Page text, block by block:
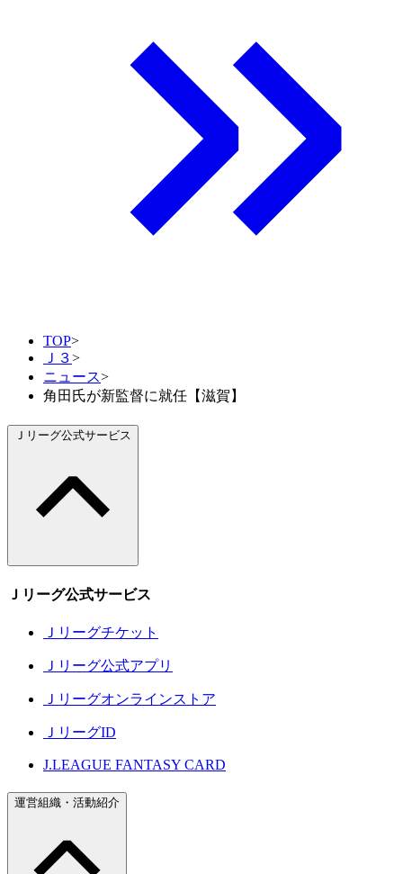
TOP>
Ｊ３>
ニュース>
角田氏が新監督に就任【滋賀】
Ｊリーグ公式サービス
Ｊリーグ公式サービス
Ｊリーグチケット
Ｊリーグ公式アプリ
Ｊリーグオンラインストア
ＪリーグID
J.LEAGUE FANTASY CARD
運営組織・活動紹介